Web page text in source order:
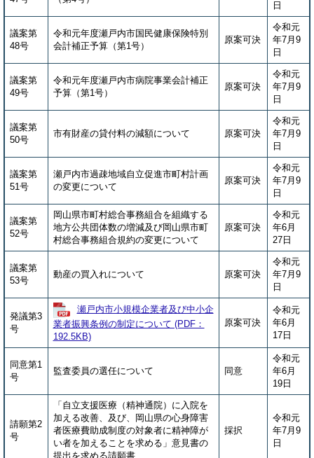
日
議案第
48号
令和元年度瀬戸内市国民健康保険特別
会計補正予算（第1号）
原案可決
令和元
年7月9
日
議案第
49号
令和元年度瀬戸内市病院事業会計補正
予算（第1号）
原案可決
令和元
年7月9
日
議案第
50号
市有財産の貸付料の減額について 原案可決
令和元
年7月9
日
議案第
51号
瀬戸内市過疎地域自立促進市町村計画
の変更について
原案可決
令和元
年7月9
日
議案第
52号
岡山県市町村総合事務組合を組織する
地方公共団体数の増減及び岡山県市町
村総合事務組合規約の変更について
原案可決
令和元
年6月
27日
議案第
53号
動産の買入れについて 原案可決
令和元
年7月9
日
発議第3
号
瀬戸内市小規模企業者及び中小企
業者振興条例の制定について (PDF：
192.5KB)
原案可決
令和元
年6月
17日
同意第1
号
監査委員の選任について 同意
令和元
年6月
19日
請願第2
号
「自立支援医療（精神通院）に入院を
加える改善、及び、岡山県の心身障害
者医療費助成制度の対象者に精神障が
い者を加えることを求める」意見書の
提出を求める請願書
採択
令和元
年7月9
日